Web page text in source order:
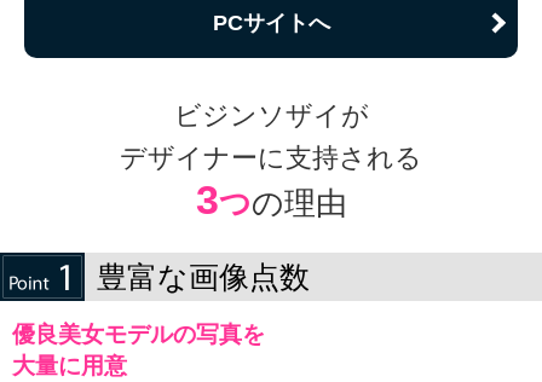
PCサイトへ
ビジンソザイが
デザイナーに支持される
3つの理由
豊富な画像点数
優良美女モデルの写真を
大量に用意